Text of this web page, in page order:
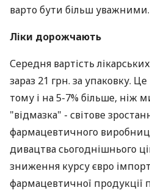
варто бути більш уважними.
Ліки дорожчають
Середня вартість
зараз 21 грн. за упаковку.
тому і на 5-7% більше, ніж
"відмазка" - світове
фармацевтичного
дивацтва сьогоднішнього
зниження курсу євро
фармацевтичної